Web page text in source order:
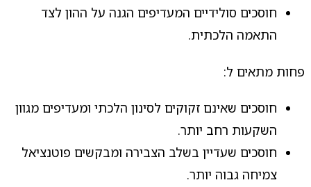
חוסכים סולידיים המעדיפים הגנה על ההון לצד
התאמה הלכתית.
פחות מתאים ל:
חוסכים שאינם זקוקים לסינון הלכתי ומעדיפים מגוון
השקעות רחב יותר.
חוסכים שעדיין בשלב הצבירה ומבקשים פוטנציאל
צמיחה גבוה יותר.